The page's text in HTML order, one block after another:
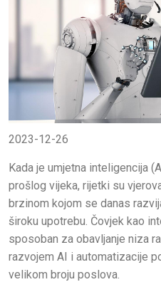
2023-12-26
Kada je umjetna inteligencija
prošlog vijeka, rijetki su
brzinom kojom se danas
široku upotrebu. Čovjek kao
sposoban za obavljanje niza
razvojem AI i automatizacije
velikom broju poslova.